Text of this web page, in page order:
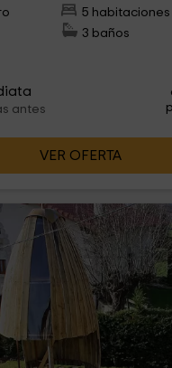
5 habitaciones
3 baños
antes
VER OFERTA